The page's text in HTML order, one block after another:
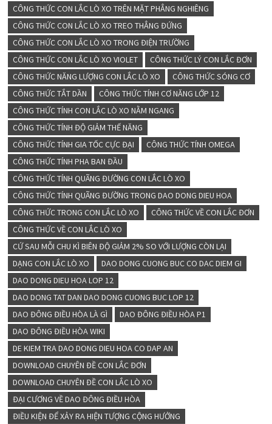
CÔNG THỨC CON LẮC LÒ XO TRÊN MẶT PHẲNG NGHIÊNG
CÔNG THỨC CON LẮC LÒ XO TREO THẲNG ĐỨNG
CÔNG THỨC CON LẮC LÒ XO TRONG ĐIỆN TRƯỜNG
CÔNG THỨC CON LẮC LÒ XO VIOLET
CÔNG THỨC LÝ CON LẮC ĐƠN
CÔNG THỨC NĂNG LƯỢNG CON LẮC LÒ XO
CÔNG THỨC SÓNG CƠ
CÔNG THỨC TẮT DẦN
CÔNG THỨC TÍNH CƠ NĂNG LỚP 12
CÔNG THỨC TÍNH CON LẮC LÒ XO NẰM NGANG
CÔNG THỨC TÍNH ĐỘ GIẢM THẾ NĂNG
CÔNG THỨC TÍNH GIA TỐC CỰC ĐẠI
CÔNG THỨC TÍNH OMEGA
CÔNG THỨC TÍNH PHA BAN ĐẦU
CÔNG THỨC TÍNH QUÃNG ĐƯỜNG CON LẮC LÒ XO
CÔNG THỨC TÍNH QUÃNG ĐƯỜNG TRONG DAO DONG DIEU HOA
CÔNG THỨC TRONG CON LẮC LÒ XO
CÔNG THỨC VỀ CON LẮC ĐƠN
CÔNG THỨC VỀ CON LẮC LÒ XO
CỨ SAU MỖI CHU KÌ BIÊN ĐỘ GIẢM 2% SO VỚI LƯỢNG CÒN LẠI
DẠNG CON LẮC LÒ XO
DAO DONG CUONG BUC CO DAC DIEM GI
DAO DONG DIEU HOA LOP 12
DAO DONG TAT DAN DAO DONG CUONG BUC LOP 12
DAO ĐÔNG ĐIỀU HÒA LÀ GÌ
DAO ĐÔNG ĐIỀU HÒA P1
DAO ĐÔNG ĐIỀU HÒA WIKI
DE KIEM TRA DAO DONG DIEU HOA CO DAP AN
DOWNLOAD CHUYÊN ĐỀ CON LẮC ĐƠN
DOWNLOAD CHUYÊN ĐỀ CON LẮC LÒ XO
ĐẠI CƯƠNG VỀ DAO ĐÔNG ĐIỀU HÒA
ĐIỀU KIỆN ĐỂ XẢY RA HIỆN TƯỢNG CỘNG HƯỞNG